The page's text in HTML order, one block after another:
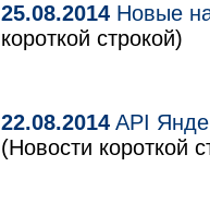
25.08.2014 Новые
короткой строкой)
22.08.2014 API
(Новости короткой